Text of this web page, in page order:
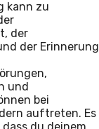
kann zu
der
der Erinnerung
und
bei
auftreten. Es